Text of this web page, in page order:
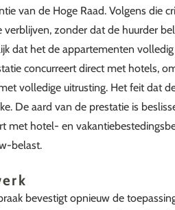
van de Hoge Raad. Volgens die
verblijven, zonder dat de huurder
dat het de appartementen
concurreert direct met hotels,
volledige uitrusting. Het feit dat
De aard van de prestatie is
met hotel- en
belast.
bevestigt opnieuw de